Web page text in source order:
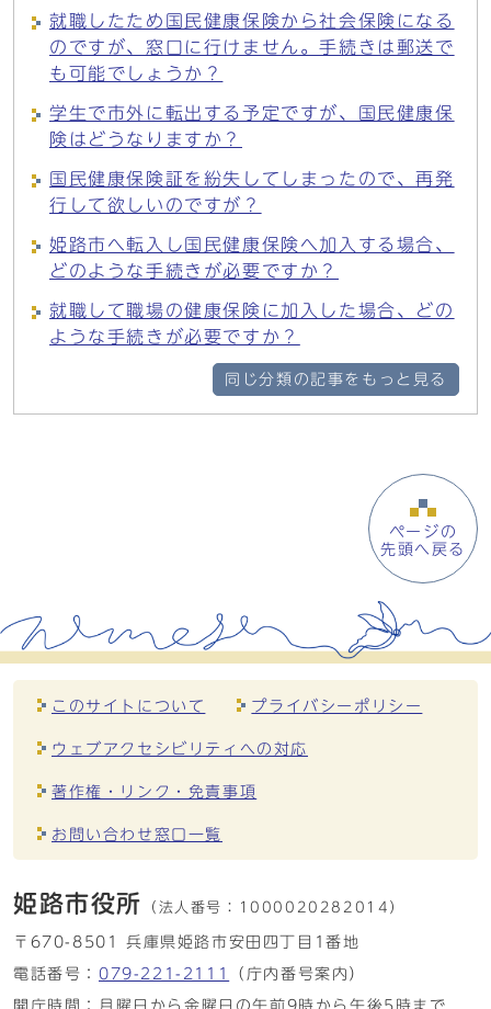
就職したため国民健康保険から社会保険になる
のですが、窓口に行けません。手続きは郵送で
も可能でしょうか？
学生で市外に転出する予定ですが、国民健康保
険はどうなりますか？
国民健康保険証を紛失してしまったので、再発
行して欲しいのですが？
姫路市へ転入し国民健康保険へ加入する場合、
どのような手続きが必要ですか？
就職して職場の健康保険に加入した場合、どの
ような手続きが必要ですか？
同じ分類の記事をもっと見る
ページの
先頭へ戻る
このサイトについて プライバシーポリシー
ウェブアクセシビリティへの対応
著作権・リンク・免責事項
お問い合わせ窓口一覧
姫路市役所 （法人番号： 1000020282014）
〒670-8501 兵庫県姫路市安田四丁目1番地
電話番号： 079-221-2111
（庁内番号案内）
開庁時間：月曜日から金曜日の午前9時から午後5時まで